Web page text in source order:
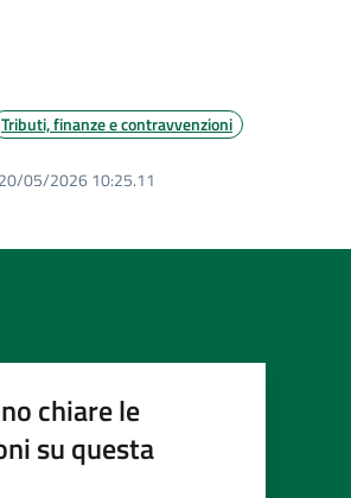
Tributi, finanze e contravvenzioni
20/05/2026 10:25.11
chiare le
su questa